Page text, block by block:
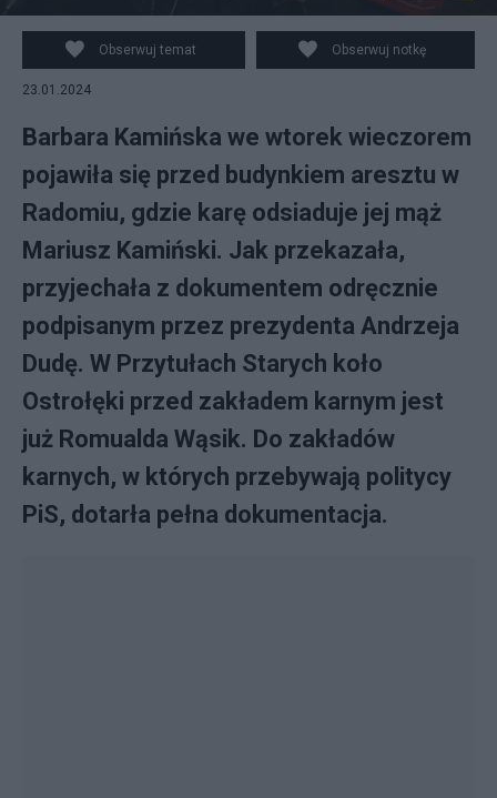
Żona Mariusza Kamińskiego Barbara Kamińska (C) i syn
Kacper Kamiński (C-P) podczas manifestacji przed
Aresztem Śledczym w Radomiu. Fot. PAP/Piotr Polak
Obserwuj temat Obserwuj notkę
23.01.2024
Barbara Kamińska we wtorek wieczorem
pojawiła się przed budynkiem aresztu w
Radomiu, gdzie karę odsiaduje jej mąż
Mariusz Kamiński. Jak przekazała,
przyjechała z dokumentem odręcznie
podpisanym przez prezydenta Andrzeja
Dudę. W Przytułach Starych koło
Ostrołęki przed zakładem karnym jest
już Romualda Wąsik. Do zakładów
karnych, w których przebywają politycy
PiS, dotarła pełna dokumentacja.